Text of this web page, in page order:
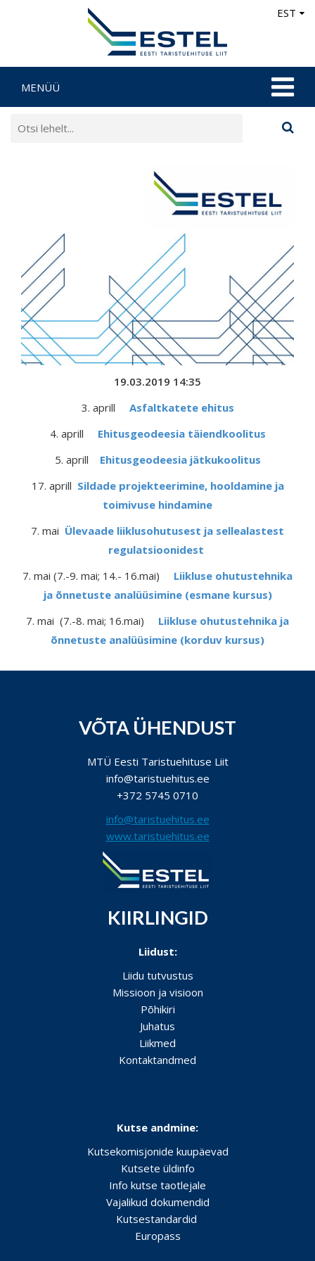
EST
MENÜÜ
19.03.2019 14:35
3. aprill Asfaltkatete ehitus
4. aprill Ehitusgeodeesia täiendkoolitus
5. aprill Ehitusgeodeesia jätkukoolitus
17. aprill Sildade projekteerimine, hooldamine ja
toimivuse hindamine
7. mai Ülevaade liiklusohutusest ja sellealastest
regulatsioonidest
7. mai (7.-9. mai; 14.- 16.mai) Liikluse ohutustehnika
ja õnnetuste analüüsimine (esmane kursus)
7. mai (7.-8. mai; 16.mai)
Liikluse ohutustehnika ja
õnnetuste analüüsimine (korduv kursus)
VÕTA ÜHENDUST
MTÜ Eesti Taristuehituse Liit
info@taristuehitus.ee
+372 5745 0710
info@taristuehitus.ee
www.taristuehitus.ee
KIIRLINGID
Liidust:
Liidu tutvustus
Missioon ja visioon
Põhikiri
Juhatus
Liikmed
Kontaktandmed
Kutse andmine:
Kutsekomisjonide kuupäevad
Kutsete üldinfo
Info kutse taotlejale
Vajalikud dokumendid
Kutsestandardid
Europass